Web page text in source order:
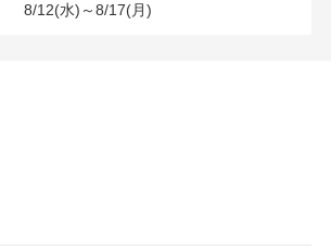
8/12(水)～8/17(月)